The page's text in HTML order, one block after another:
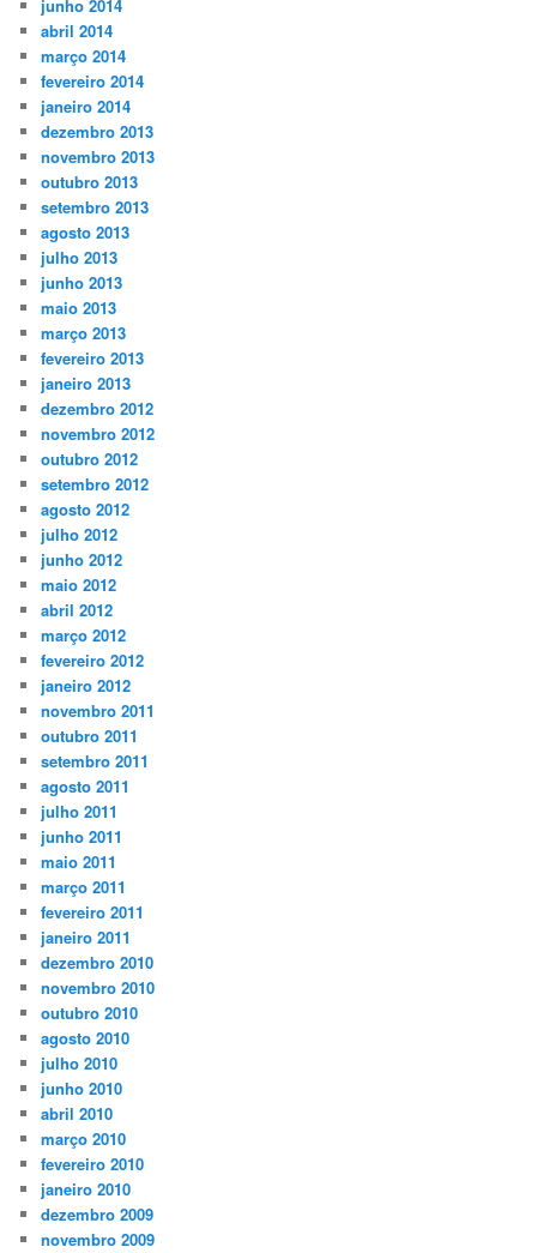
junho 2014
abril 2014
março 2014
fevereiro 2014
janeiro 2014
dezembro 2013
novembro 2013
outubro 2013
setembro 2013
agosto 2013
julho 2013
junho 2013
maio 2013
março 2013
fevereiro 2013
janeiro 2013
dezembro 2012
novembro 2012
outubro 2012
setembro 2012
agosto 2012
julho 2012
junho 2012
maio 2012
abril 2012
março 2012
fevereiro 2012
janeiro 2012
novembro 2011
outubro 2011
setembro 2011
agosto 2011
julho 2011
junho 2011
maio 2011
março 2011
fevereiro 2011
janeiro 2011
dezembro 2010
novembro 2010
outubro 2010
agosto 2010
julho 2010
junho 2010
abril 2010
março 2010
fevereiro 2010
janeiro 2010
dezembro 2009
novembro 2009